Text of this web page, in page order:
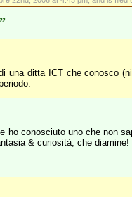
una ditta ICT che conosco
ho conosciuto uno che non
& curiosità, che diamine!